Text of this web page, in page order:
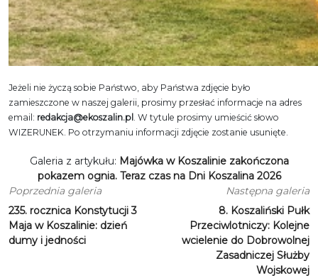
Jeżeli nie życzą sobie Państwo, aby Państwa zdjęcie było
zamieszczone w naszej galerii, prosimy przesłać informacje na adres
email: redakcja@ekoszalin.pl . W tytule prosimy umieścić słowo
WIZERUNEK. Po otrzymaniu informacji zdjęcie zostanie usunięte.
Galeria z artykułu: Majówka w Koszalinie zakończona
pokazem ognia. Teraz czas na Dni Koszalina 2026
Poprzednia galeria
235. rocznica Konstytucji 3
Maja w Koszalinie: dzień
dumy i jedności
Następna galeria
8. Koszaliński Pułk
Przeciwlotniczy: Kolejne
wcielenie do Dobrowolnej
Zasadniczej Służby
Wojskowej